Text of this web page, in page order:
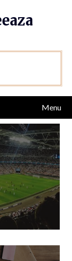
Menu